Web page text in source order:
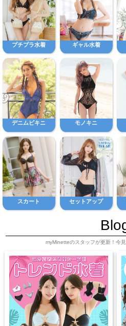
プチプラ水着 ギャル水着
デニムビキニ モノキニ
スカート セットアップ
myMinetteのスタッフが更新！今